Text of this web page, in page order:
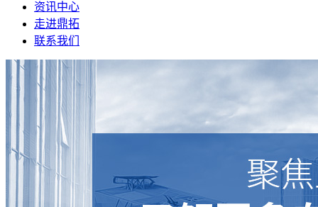
资讯中心
走进鼎拓
联系我们